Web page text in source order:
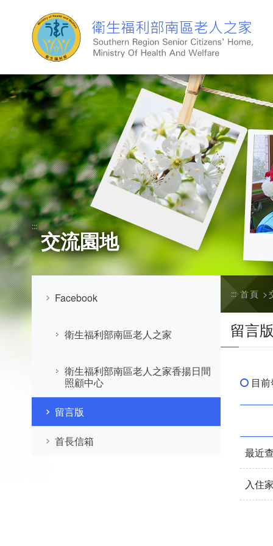
:::
交流園地
Facebook
衛生福利部南區老人之家
衛生福利部南區老人之家香揚日間
照顧中心
留言版
首長信箱
::: 首頁
留言
目
最近
入住